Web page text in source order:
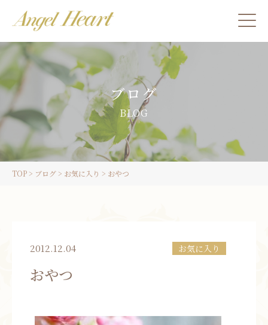
施術をご希望の方
カウンセリングをご希望の方へ
スクール受講生の方へ
お知らせ
ブログ
BLOG
TOP> ブログ> お気に入り > おやつ
2012.12.04 お気に入り
おやつ